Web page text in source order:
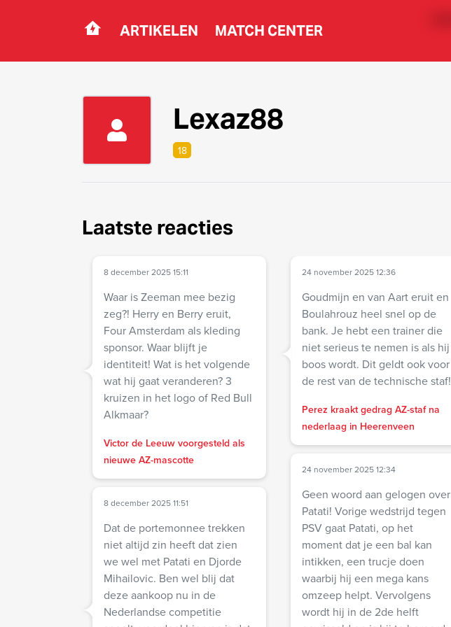
Navigation ARTIKELEN MATCH CENTER
Lexaz88
18
Laatste reacties
8 december 2025 15:11
Waar is Zeeman mee bezig
zeg?! Herry en Berry eruit,
Four Amsterdam als kleding
sponsor. Waar blijft je
identiteit! Wat is het volgende
wat hij gaat veranderen? 3
kruizen in het logo of Red Bull
Alkmaar?
Victor de Leeuw voorgesteld als
nieuwe AZ-mascotte
8 december 2025 11:51
Dat de portemonnee trekken
niet altijd zin heeft dat zien
we wel met Patati en Djorde
Mihailovic. Ben wel blij dat
deze aankoop nu in de
Nederlandse competitie
24 november 2025 12:36
Goudmijn en van Aart eruit en
Boulahrouz heel snel op de
bank. Je hebt een trainer die
niet serieus te nemen is als hij
boos wordt. Dit geldt ook voor
de rest van de technische staf!
Perez kraakt gedrag AZ-staf na
nederlaag in Heerenveen
24 november 2025 12:34
Geen woord aan gelogen over
Patati! Vorige wedstrijd tegen
PSV gaat Patati, op het
moment dat je een bal kan
intikken, een trucje doen
waarbij hij een mega kans
omzeep helpt. Vervolgens
wordt hij in de 2de helft